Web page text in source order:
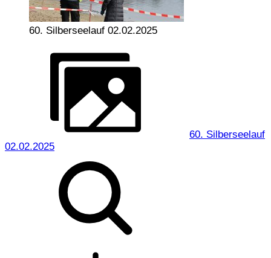
60. Silberseelauf 02.02.2025
60. Silberseelauf
02.02.2025